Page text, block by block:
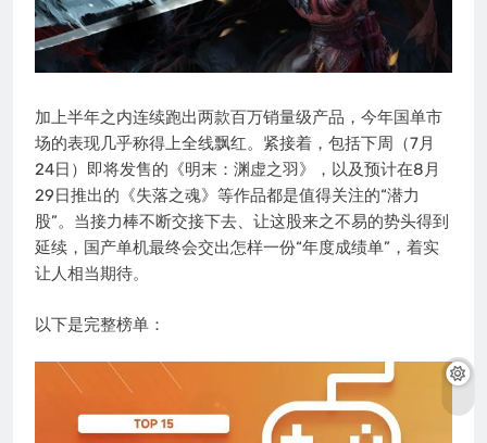
加上半年之内连续跑出两款百万销量级产品，今年国单市
场的表现几乎称得上全线飘红。紧接着，包括下周（7月
24日）即将发售的《明末：渊虚之羽》，以及预计在8月
29日推出的《失落之魂》等作品都是值得关注的“潜力
股”。当接力棒不断交接下去、让这股来之不易的势头得到
延续，国产单机最终会交出怎样一份“年度成绩单”，着实
让人相当期待。
以下是完整榜单：